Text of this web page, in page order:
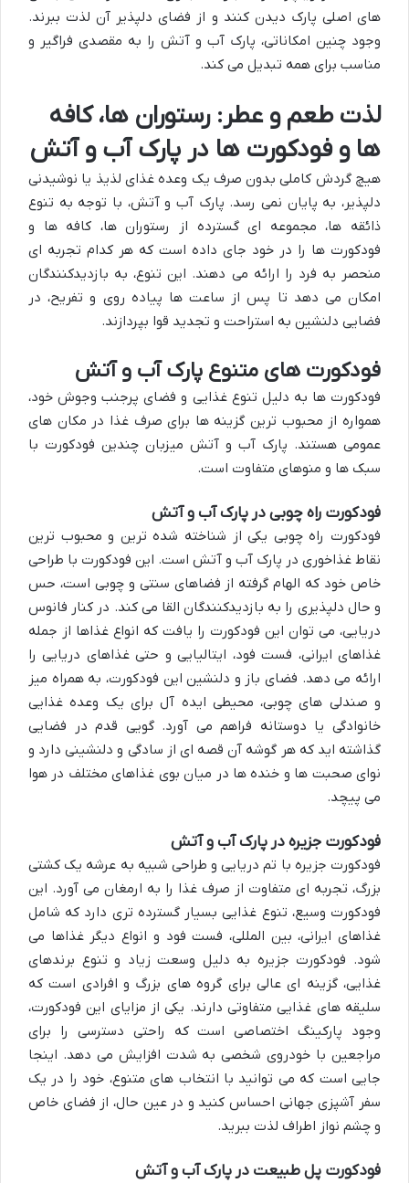
های اصلی پارک دیدن کنند و از فضای دلپذیر آن لذت ببرند.
وجود چنین امکاناتی، پارک آب و آتش را به مقصدی فراگیر و
مناسب برای همه تبدیل می کند.
لذت طعم و عطر: رستوران ها، کافه
ها و فودکورت ها در پارک آب و آتش
هیچ گردش کاملی بدون صرف یک وعده غذای لذیذ یا نوشیدنی
دلپذیر، به پایان نمی رسد. پارک آب و آتش، با توجه به تنوع
ذائقه ها، مجموعه ای گسترده از رستوران ها، کافه ها و
فودکورت ها را در خود جای داده است که هر کدام تجربه ای
منحصر به فرد را ارائه می دهند. این تنوع، به بازدیدکنندگان
امکان می دهد تا پس از ساعت ها پیاده روی و تفریح، در
فضایی دلنشین به استراحت و تجدید قوا بپردازند.
فودکورت های متنوع پارک آب و آتش
فودکورت ها به دلیل تنوع غذایی و فضای پرجنب وجوش خود،
همواره از محبوب ترین گزینه ها برای صرف غذا در مکان های
عمومی هستند. پارک آب و آتش میزبان چندین فودکورت با
سبک ها و منوهای متفاوت است.
فودکورت راه چوبی در پارک آب و آتش
فودکورت راه چوبی یکی از شناخته شده ترین و محبوب ترین
نقاط غذاخوری در پارک آب و آتش است. این فودکورت با طراحی
خاص خود که الهام گرفته از فضاهای سنتی و چوبی است، حس
و حال دلپذیری را به بازدیدکنندگان القا می کند. در کنار فانوس
دریایی، می توان این فودکورت را یافت که انواع غذاها از جمله
غذاهای ایرانی، فست فود، ایتالیایی و حتی غذاهای دریایی را
ارائه می دهد. فضای باز و دلنشین این فودکورت، به همراه میز
و صندلی های چوبی، محیطی ایده آل برای یک وعده غذایی
خانوادگی یا دوستانه فراهم می آورد. گویی قدم در فضایی
گذاشته اید که هر گوشه آن قصه ای از سادگی و دلنشینی دارد و
نوای صحبت ها و خنده ها در میان بوی غذاهای مختلف در هوا
می پیچد.
فودکورت جزیره در پارک آب و آتش
فودکورت جزیره با تم دریایی و طراحی شبیه به عرشه یک کشتی
بزرگ، تجربه ای متفاوت از صرف غذا را به ارمغان می آورد. این
فودکورت وسیع، تنوع غذایی بسیار گسترده تری دارد که شامل
غذاهای ایرانی، بین المللی، فست فود و انواع دیگر غذاها می
شود. فودکورت جزیره به دلیل وسعت زیاد و تنوع برندهای
غذایی، گزینه ای عالی برای گروه های بزرگ و افرادی است که
سلیقه های غذایی متفاوتی دارند. یکی از مزایای این فودکورت،
وجود پارکینگ اختصاصی است که راحتی دسترسی را برای
مراجعین با خودروی شخصی به شدت افزایش می دهد. اینجا
جایی است که می توانید با انتخاب های متنوع، خود را در یک
سفر آشپزی جهانی احساس کنید و در عین حال، از فضای خاص
و چشم نواز اطراف لذت ببرید.
فودکورت پل طبیعت در پارک آب و آتش